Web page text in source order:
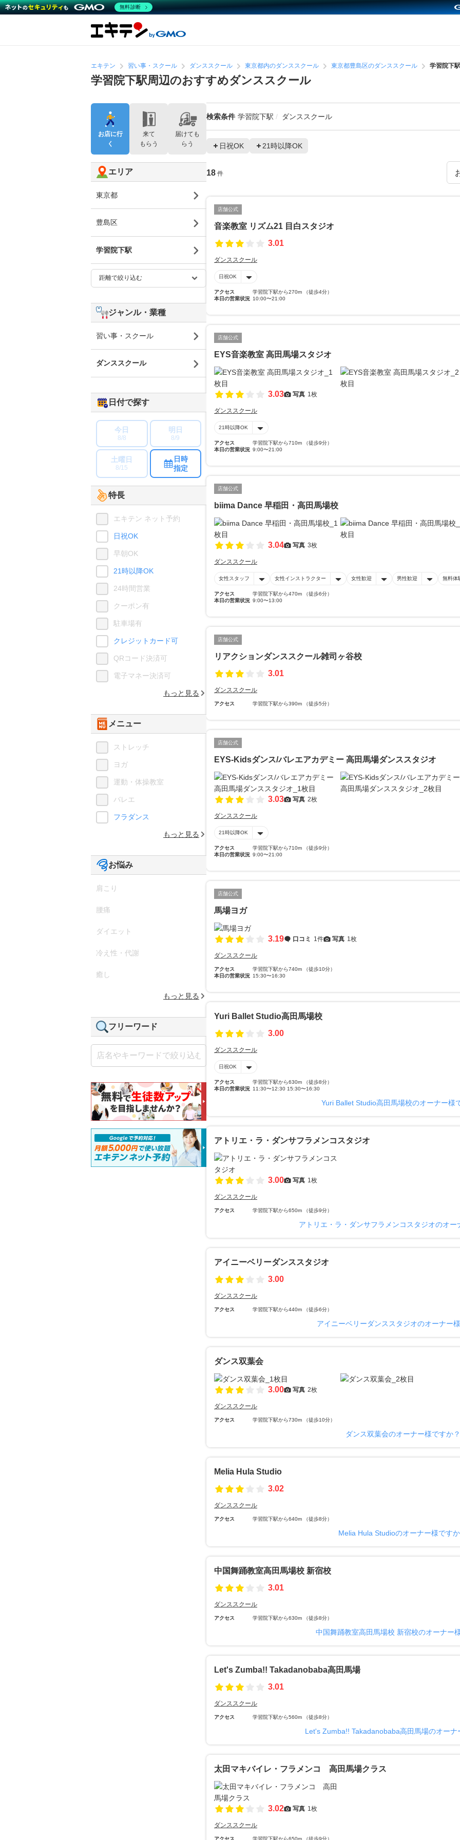
エキテン 習い事・スクール ダンススクール 東京都内のダンススクール 東京都豊島区のダンススクール 学習院下
学習院下駅周辺のおすすめダンススクール
検索条件 学習院下駅 ダンススクール
日祝OK 21時以降OK
18 件
店舗公式
音楽教室 リズム21 目白スタジオ
3.01
ダンススクール
日祝OK
アクセス
学習院下駅から270m （徒歩4分）
本日の営業状況 10:00〜21:00
店舗公式
EYS音楽教室 高田馬場スタジオ
3.03 写真 1枚
ダンススクール
21時以降OK
アクセス
学習院下駅から710m （徒歩9分）
本日の営業状況 9:00〜21:00
店舗公式
biima Dance 早稲田・高田馬場校
3.04 写真 3枚
ダンススクール
女性スタッフ 女性インストラクター 女性歓迎 男性歓迎 無料体
アクセス
学習院下駅から470m （徒歩6分）
本日の営業状況 9:00〜13:00
店舗公式
リアクションダンススクール雑司ヶ谷校
3.01
ダンススクール
アクセス 学習院下駅から390m （徒歩5分）
店舗公式
EYS-Kidsダンス/バレエアカデミー 高田馬場ダンススタジオ
3.03 写真 2枚
ダンススクール
21時以降OK
アクセス
学習院下駅から710m （徒歩9分）
本日の営業状況 9:00〜21:00
店舗公式
馬場ヨガ
3.19 口コミ 1件 写真 1枚
ダンススクール
アクセス
学習院下駅から740m （徒歩10分）
本日の営業状況 15:30〜16:30
Yuri Ballet Studio高田馬場校
3.00
ダンススクール
日祝OK
アクセス
学習院下駅から630m （徒歩8分）
本日の営業状況 11:30〜12:30 15:30〜16:30
Yuri Ballet Studio高田馬場校のオーナー様
アトリエ・ラ・ダンサフラメンコスタジオ
3.00 写真 1枚
ダンススクール
アクセス 学習院下駅から650m （徒歩9分）
アトリエ・ラ・ダンサフラメンコスタジオのオー
アイニーベリーダンススタジオ
3.00
ダンススクール
アクセス 学習院下駅から440m （徒歩6分）
アイニーベリーダンススタジオのオーナー
ダンス双葉会
3.00 写真 2枚
ダンススクール
アクセス 学習院下駅から730m （徒歩10分）
ダンス双葉会のオーナー様ですか？
Melia Hula Studio
3.02
ダンススクール
アクセス 学習院下駅から640m （徒歩8分）
Melia Hula Studioのオーナー様です
中国舞踊教室高田馬場校 新宿校
3.01
ダンススクール
アクセス 学習院下駅から630m （徒歩8分）
中国舞踊教室高田馬場校 新宿校のオーナー
Let's Zumba!! Takadanobaba高田馬場
3.01
ダンススクール
アクセス 学習院下駅から560m （徒歩8分）
Let's Zumba!! Takadanobaba高田馬場のオーナ
太田マキバイレ・フラメンコ 高田馬場クラス
3.02 写真 1枚
ダンススクール
アクセス 学習院下駅から650m （徒歩9分）
お店に行
く
来て
もらう
届けても
らう
エリア
東京都
豊島区
学習院下駅
ジャンル・業種
習い事・スクール
ダンススクール
日付で探す
今日
8/8
明日
8/9
土曜日
8/15
日時
指定
特長
エキテン ネット予約
日祝OK
早朝OK
21時以降OK
24時間営業
クーポン有
駐車場有
クレジットカード可
QRコード決済可
電子マネー決済可
もっと見る
メニュー
ストレッチ
ヨガ
運動・体操教室
バレエ
フラダンス
もっと見る
お悩み
肩こり
腰痛
ダイエット
冷え性・代謝
癒し
もっと見る
フリーワード
無料診断